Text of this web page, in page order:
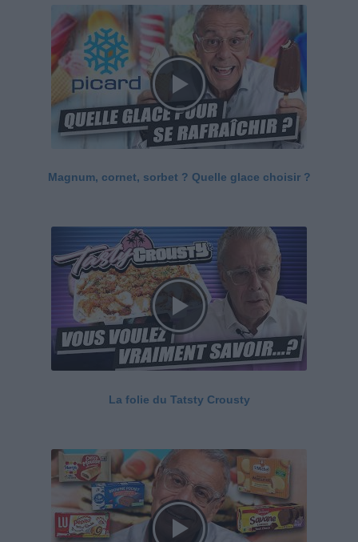
Magnum, cornet, sorbet ? Quelle glace choisir ?
La folie du Tatsty Crousty